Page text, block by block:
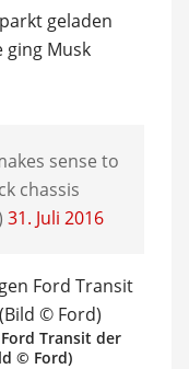
geladen
ging Musk
sense to
chassis
31. Juli 2016
Transit der
© Ford)